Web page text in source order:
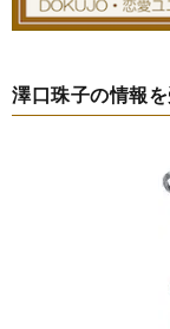
澤口珠子の情報